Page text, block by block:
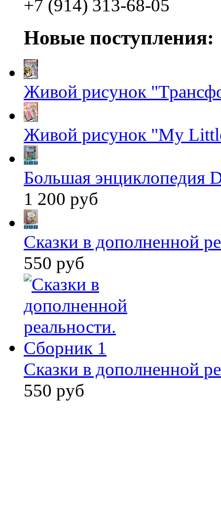
+7 (914) 313-68-05
Новые поступления:
Живой рисунок
Живой рисунок "My
Большая энциклопедия
1 200 руб
Сказки в дополненной
550 руб
Сказки в дополненной
550 руб